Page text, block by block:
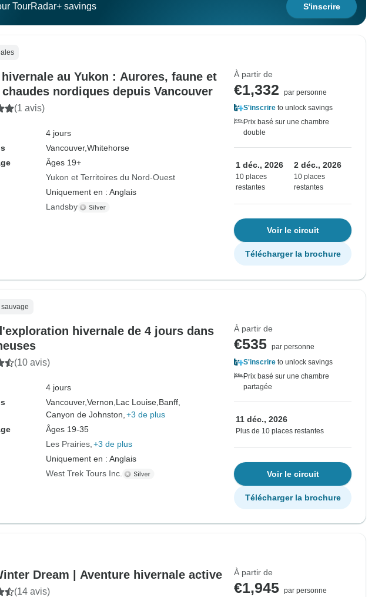
TourRadar+ savings S'inscrire
au Yukon : Aurores, faune et
nordiques depuis Vancouver
(1 avis)
4 jours
Vancouver,Whitehorse
Âges 19+
Yukon et Territoires du Nord-Ouest
Uniquement en : Anglais
Landsby
À partir de
€1,332
par personne
S'inscrire to unlock savings
Prix basé sur une chambre
double
1 déc., 2026
10 places
restantes
2 déc., 2026
10 places
restantes
Voir le circuit
Télécharger la brochure
hivernale de 4 jours dans
(10 avis)
4 jours
Vancouver,Vernon, Lac Louise, Banff,
Canyon de Johnston, +3 de plus
Âges 19-35
Les Prairies +3 de plus
Uniquement en : Anglais
West Trek Tours Inc.
À partir de
€535 par personne
S'inscrire to unlock savings
Prix basé sur une chambre
partagée
11 déc., 2026
Plus de 10 places restantes
Voir le circuit
Télécharger la brochure
Dream | Aventure hivernale active
(14 avis)
À partir de
€1,945 par personne